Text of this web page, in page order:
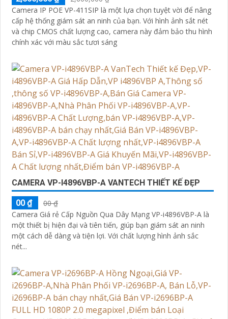
Camera IP POE VP-411SIP là một lựa chọn tuyệt vời để nâng
cấp hệ thống giám sát an ninh của bạn. Với hình ảnh sắt nét
và chip CMOS chất lượng cao, camera này đảm bảo thu hình
chính xác với màu sắc tươi sáng
CAMERA VP-I4896VBP-A VANTECH THIẾT KẾ ĐẸP
00 ₫
00 ₫
Camera Giá rẻ Cấp Nguồn Qua Dây Mạng VP-i4896VBP-A là
một thiết bị hiện đại và tiên tiến, giúp bạn giám sát an ninh
một cách dễ dàng và tiện lợi. Với chất lượng hình ảnh sắc
nét...